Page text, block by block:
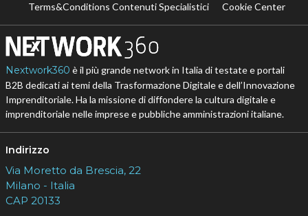
Terms&Conditions Contenuti Specialistici
Cookie Center
Nextwork360 è il più grande network in Italia di testate e portali
B2B dedicati ai temi della Trasformazione Digitale e dell’Innovazione
Imprenditoriale. Ha la missione di diffondere la cultura digitale e
imprenditoriale nelle imprese e pubbliche amministrazioni italiane.
Indirizzo
Via Moretto da Brescia, 22
Milano - Italia
CAP 20133